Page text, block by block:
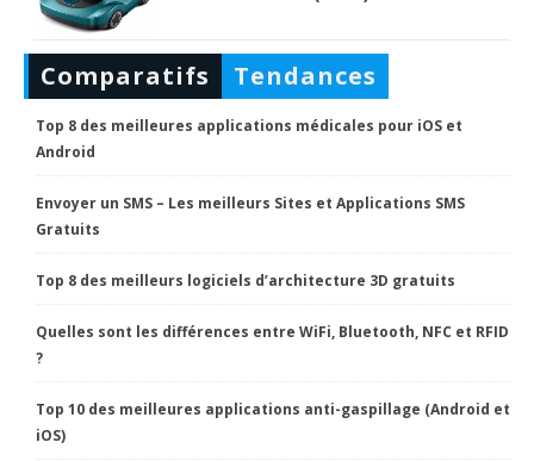
Comparatifs Tendances
Top 8 des meilleures applications médicales pour iOS et
Android
Envoyer un SMS – Les meilleurs Sites et Applications SMS
Gratuits
Top 8 des meilleurs logiciels d’architecture 3D gratuits
Quelles sont les différences entre WiFi, Bluetooth, NFC et RFID
?
Top 10 des meilleures applications anti-gaspillage (Android et
iOS)